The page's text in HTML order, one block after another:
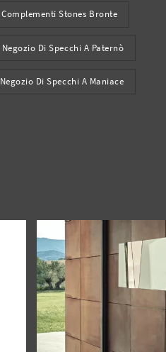
Complementi Stones Bronte
Negozio Di Specchi A Paternò
Negozio Di Specchi A Maniace